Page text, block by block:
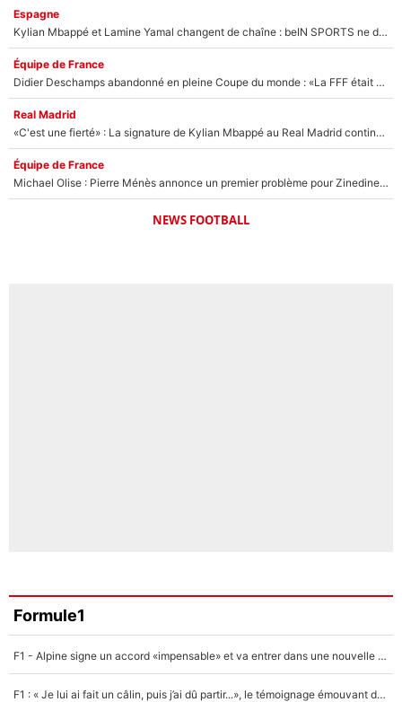
Espagne
Kylian Mbappé et Lamine Yamal changent de chaîne : beIN SPORTS ne digère pas cette décision historique et prédit un fiasco pour la Liga
Équipe de France
Didier Deschamps abandonné en pleine Coupe du monde : «La FFF était déjà passée à Zinedine Zidane»
Real Madrid
«C'est une fierté» : La signature de Kylian Mbappé au Real Madrid continue de régaler l'Espagne
Équipe de France
Michael Olise : Pierre Ménès annonce un premier problème pour Zinedine Zidane en équipe de France
NEWS FOOTBALL
Formule1
F1 - Alpine signe un accord «impensable» et va entrer dans une nouvelle dimension : Grande nouvelle pour Pierre Gasly !
F1 : « Je lui ai fait un câlin, puis j’ai dû partir...», le témoignage émouvant de Max Verstappen sur sa fille